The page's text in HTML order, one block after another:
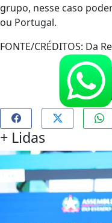
grupo, nesse caso
ou Portugal.
FONTE/CRÉDITOS: Da
+ Lidas